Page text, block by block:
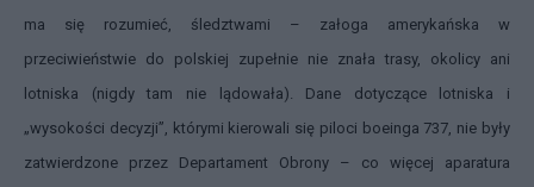
ma się rozumieć, śledztwami – załoga amerykańska w
przeciwieństwie do polskiej zupełnie nie znała trasy, okolicy ani
lotniska (nigdy tam nie lądowała). Dane dotyczące lotniska i
„wysokości decyzji”, którymi kierowali się piloci boeinga 737, nie były
zatwierdzone przez Departament Obrony – co więcej aparatura